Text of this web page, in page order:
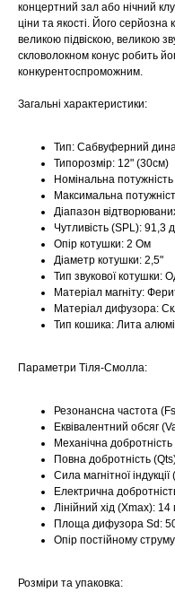
концертний зал або нічний
ціни та якості. Його
великою підвіскою, великою
скловолокном конус робить
конкурентоспроможним.
Загальні характеристики:
Тип: Сабвуферний
Типорозмір: 12" (30см)
Номінальна
Максимальна
Діапазон
Чутливість (SPL): 91,3
Опір котушки: 2 Ом
Діаметр котушки: 2,5"
Тип звукової котушки:
Матеріал магніту:
Матеріал дифузора:
Тип кошика: Лита
Параметри Тіля-Смолла:
Резонансна частота
Еквівалентний обсяг
Механічна
Повна добротність
Сила магнітної
Електрична
Лінійний хід (Xmax):
Площа дифузора Sd:
Опір постійному
Розміри та упаковка: